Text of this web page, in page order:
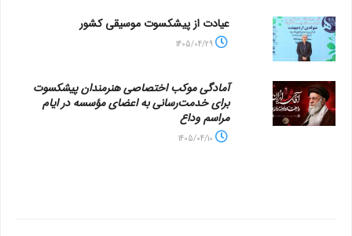
عیادت از پیشکسوت موسیقی کشور
آمادگی موکب اختصاصی هنرمندان پیشکسوت
برای خدمت‌رسانی به اعضای مؤسسه در ایام
مراسم وداع